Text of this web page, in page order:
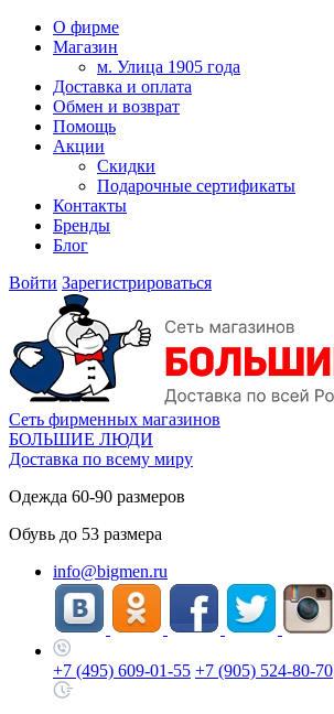
О фирме
Магазин
м. Улица 1905 года
Доставка и оплата
Обмен и возврат
Помощь
Акции
Скидки
Подарочные сертификаты
Контакты
Бренды
Блог
Войти Зарегистрироваться
Сеть фирменных магазинов
БОЛЬШИЕ ЛЮДИ
Доставка по всему миру
Одежда 60-90 размеров
Обувь до 53 размера
info@bigmen.ru
+7 (495) 609-01-55 +7 (905) 524-80-70